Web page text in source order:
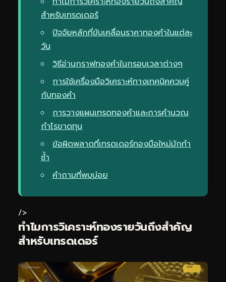
สำหรับเทรดเดอร์
ปัจจัยหลักที่ขับเคลื่อนราคาทองคำในแต่ละ
วัน
วิธีอ่านกราฟทองคำในกรอบเวลาต่างๆ
การใช้เครื่องมือวิเคราะห์ทางเทคนิคควบคู่
กับทองคำ
การวางแผนเทรดทองคำและการคำนวณ
กำไรขาดทุน
ข้อผิดพลาดที่เทรดเดอร์ทองมือใหม่มักทำ
ซ้ำ
คำถามที่พบบ่อย
/>
ทำไมการวิเคราะห์ทองรายวันถึงสำคัญ
สำหรับเทรดเดอร์